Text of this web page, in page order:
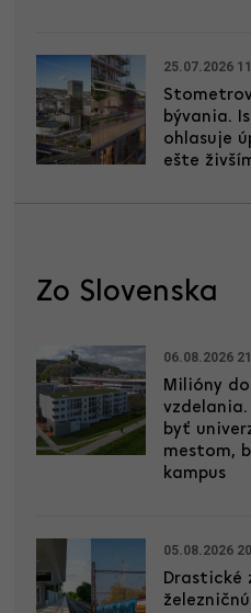
25.07.2026
bývania.
ohlasuje
ešte
Zo Slovenska
06.08.2026
Milióny
byť
mestom,
kampus
05.08.2026
Drastické